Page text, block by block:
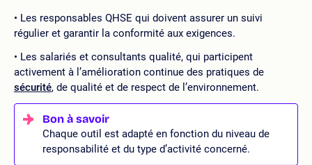
Les responsables QHSE qui doivent assurer un suivi
régulier et garantir la conformité aux exigences.
Les salariés et consultants qualité, qui participent
activement à l’amélioration continue des pratiques de
sécurité, de qualité et de respect de l’environnement.
Chaque outil est adapté en fonction du niveau de
responsabilité et du type d’activité concerné.